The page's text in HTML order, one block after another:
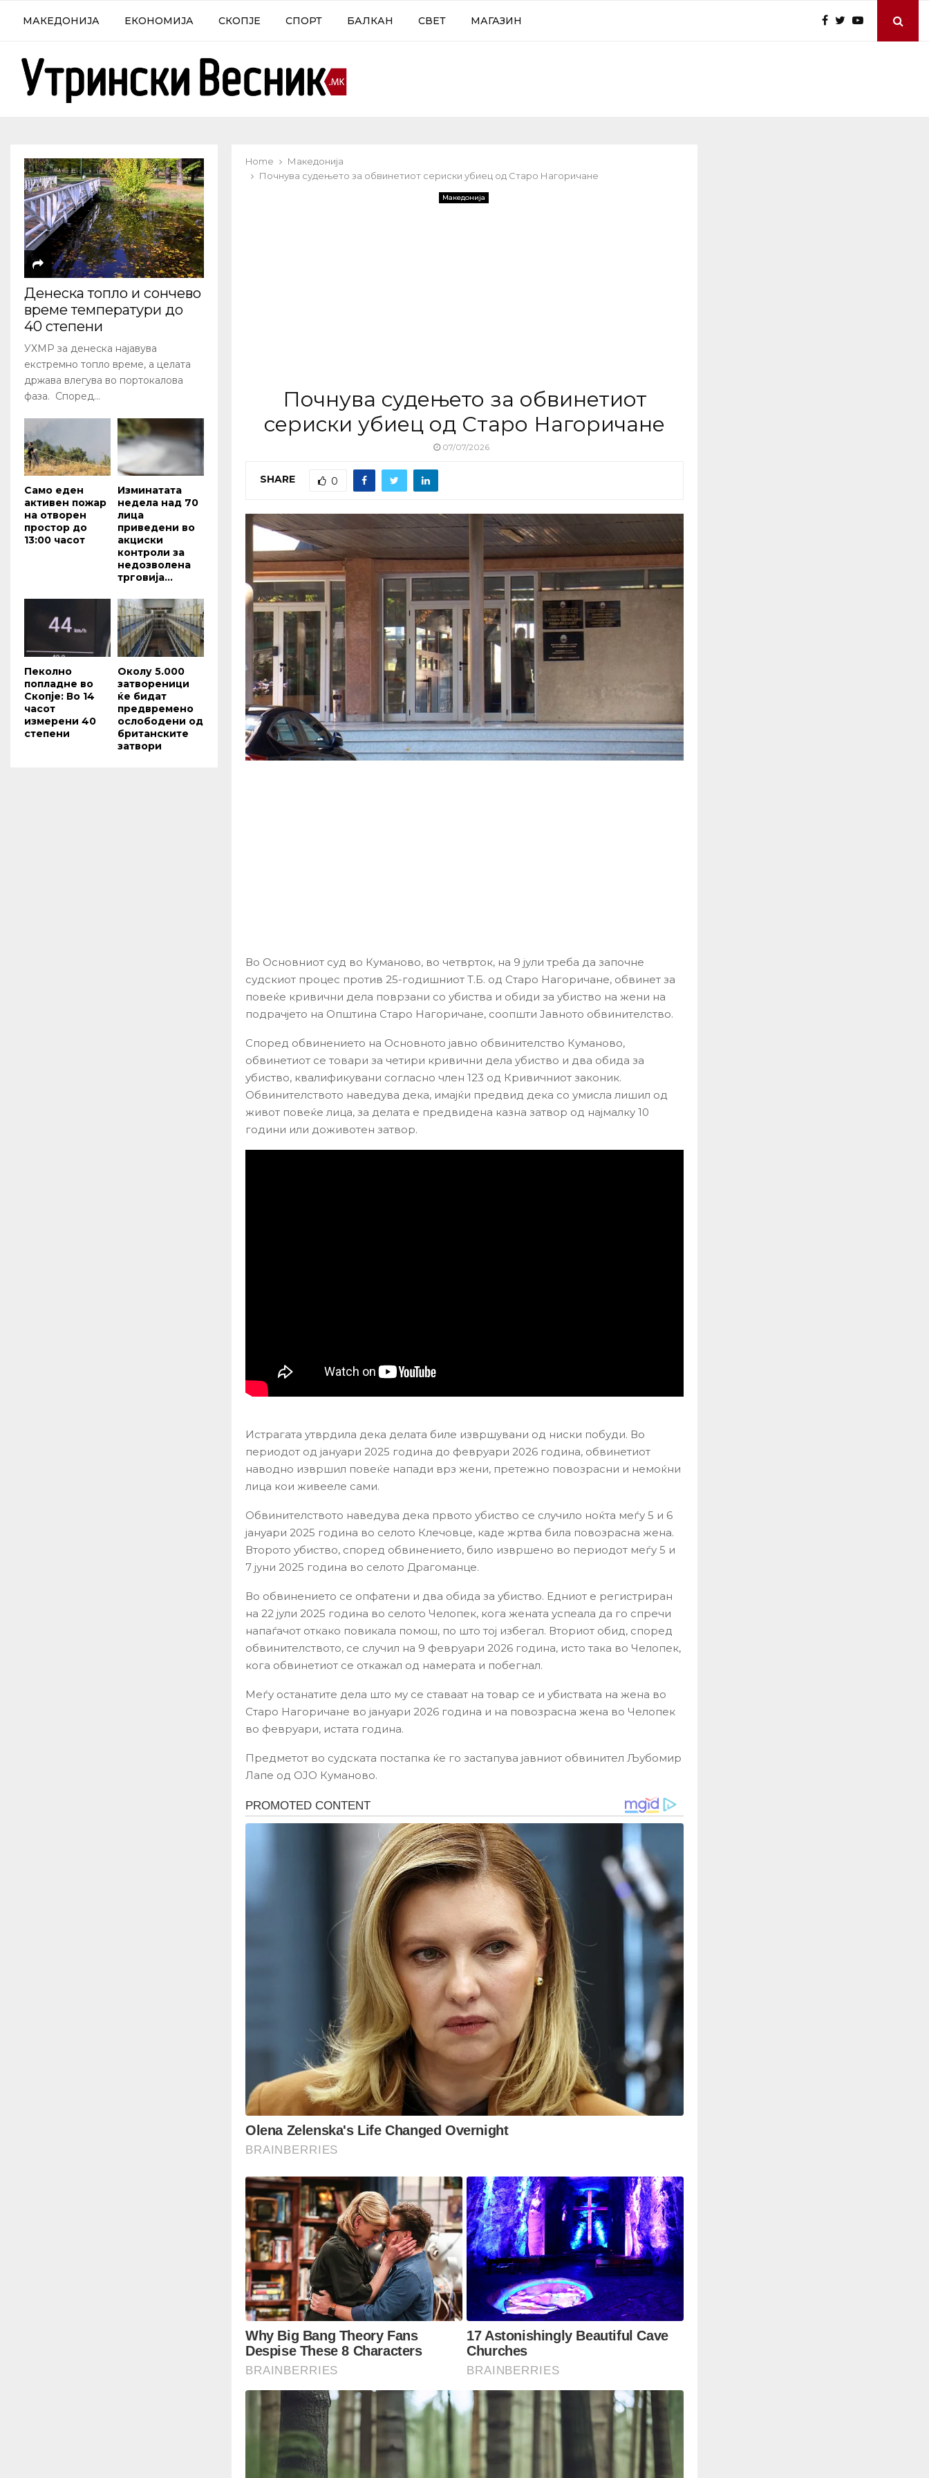
МАКЕДОНИЈА ЕКОНОМИЈА СКОПЈЕ СПОРТ БАЛКАН СВЕТ МАГАЗИН
Home
Македонија
Почнува судењето за обвинетиот сериски убиец од Старо Нагоричане
Македонија
Почнува судењето за обвинетиот
сериски убиец од Старо Нагоричане
07/07/2026
SHARE 0
Во Основниот суд во Куманово, во четврток, на 9 јули треба да започне
судскиот процес против 25-годишниот Т.Б. од Старо Нагоричане, обвинет за
повеќе кривични дела поврзани со убиства и обиди за убиство на жени на
подрачјето на Општина Старо Нагоричане, соопшти Јавното обвинителство.
Според обвинението на Основното јавно обвинителство Куманово,
обвинетиот се товари за четири кривични дела убиство и два обида за
убиство, квалификувани согласно член 123 од Кривичниот законик.
Обвинителството наведува дека, имајќи предвид дека со умисла лишил од
живот повеќе лица, за делата е предвидена казна затвор од најмалку 10
години или доживотен затвор.
Истрагата утврдила дека делата биле извршувани од ниски побуди. Во
периодот од јануари 2025 година до февруари 2026 година, обвинетиот
наводно извршил повеќе напади врз жени, претежно повозрасни и немоќни
лица кои живееле сами.
Обвинителството наведува дека првото убиство се случило ноќта меѓу 5 и 6
јануари 2025 година во селото Клечовце, каде жртва била повозрасна жена.
Второто убиство, според обвинението, било извршено во периодот меѓу 5 и
7 јуни 2025 година во селото Драгоманце.
Во обвинението се опфатени и два обида за убиство. Едниот е регистриран
на 22 јули 2025 година во селото Челопек, кога жената успеала да го спречи
напаѓачот откако повикала помош, по што тој избегал. Вториот обид, според
обвинителството, се случил на 9 февруари 2026 година, исто така во Челопек,
кога обвинетиот се откажал од намерата и побегнал.
Меѓу останатите дела што му се ставаат на товар се и убиствата на жена во
Старо Нагоричане во јануари 2026 година и на повозрасна жена во Челопек
во февруари, истата година.
Предметот во судската постапка ќе го застапува јавниот обвинител Љубомир
Лапе од ОЈО Куманово.
Денеска топло и сончево
време температури до
40 степени
УХМР за денеска најавува
екстремно топло време, а целата
држава влегува во портокалова
фаза. Според...
Само еден
активен пожар
на отворен
простор до
13:00 часот
Изминатата
недела над 70
лица
приведени во
акциски
контроли за
недозволена
трговија...
Пеколно
попладне во
Скопје: Во 14
часот
измерени 40
степени
Околу 5.000
затвореници
ќе бидат
предвремено
ослободени од
британските
затвори